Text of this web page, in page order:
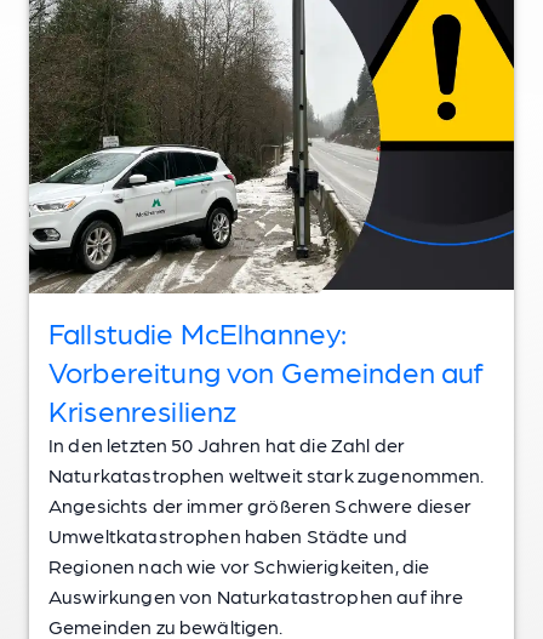
Fallstudie McElhanney:
Vorbereitung von Gemeinden auf
Krisenresilienz
In den letzten 50 Jahren hat die Zahl der
Naturkatastrophen weltweit stark zugenommen.
Angesichts der immer größeren Schwere dieser
Umweltkatastrophen haben Städte und
Regionen nach wie vor Schwierigkeiten, die
Auswirkungen von Naturkatastrophen auf ihre
Gemeinden zu bewältigen.